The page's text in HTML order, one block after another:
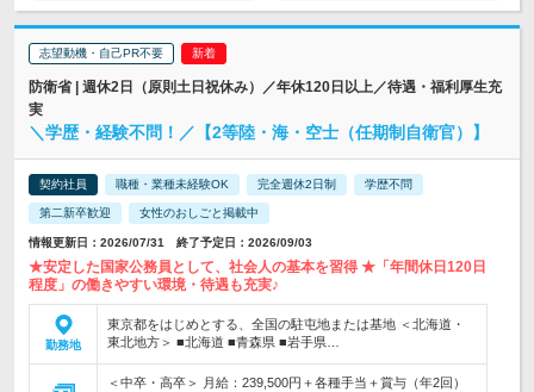
志望動機・自己PR不要
防衛省 | 週休2日（原則土日祝休み）／年休120日以上／待遇・福利厚生充
実
＼学歴・経験不問！／【2等陸・海・空士（任期制自衛官）】
契約社員 職種・業種未経験OK 完全週休2日制 学歴不問
第二新卒歓迎 女性のおしごと掲載中
情報更新日：2026/07/31 終了予定日：2026/09/03
★安定した国家公務員として、社会人の基本を習得 ★「年間休日120日
程度」の働きやすい環境・待遇も充実♪
勤務地
東京都をはじめとする、全国の駐屯地または基地 ＜北海道・
東北地方＞ ■北海道 ■青森県 ■岩手県…
＜中卒・高卒＞ 月給：239,500円＋各種手当＋賞与（年2回）